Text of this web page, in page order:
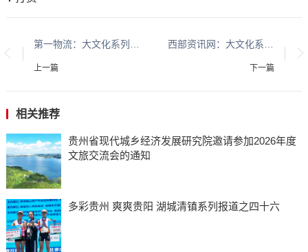
上一篇 下一篇
相关推荐
贵州省现代城乡经济发展研究院邀请参加2026年度
文旅交流会的通知
多彩贵州 爽爽贵阳 湖城清镇系列报道之四十六